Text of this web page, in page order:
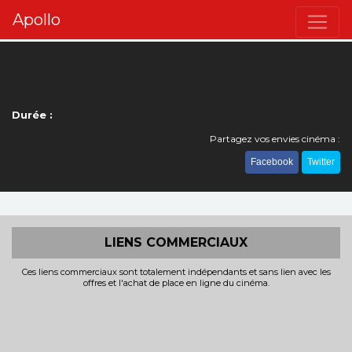
Apollo
Durée :
Partagez vos envies cinéma :
Facebook Twitter
LIENS COMMERCIAUX
Ces liens commerciaux sont totalement indépendants et sans lien avec les
offres et l'achat de place en ligne du cinéma.